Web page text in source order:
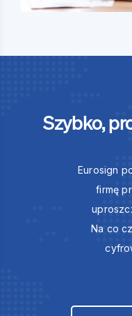
Szybko,
Eurosign
firmę
Na co